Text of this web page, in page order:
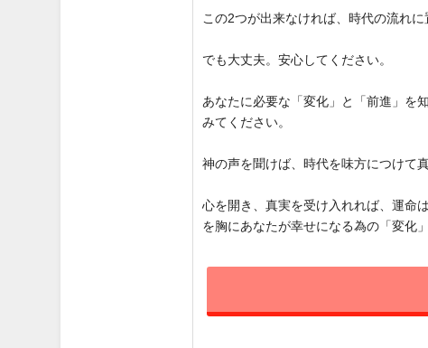
この2つが出来なければ、時代の流れ
でも大丈夫。安心してください。
あなたに必要な「変化」と「前進」を
みてください。
神の声を聞けば、時代を味方につけて
心を開き、真実を受け入れれば、運命
を胸にあなたが幸せになる為の「変化